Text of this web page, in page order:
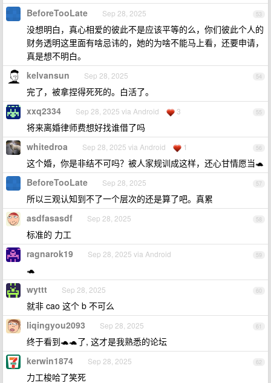
53
BeforeTooLate Sep 28, 2025
没想明白，真心相爱的彼此不是应该平等的么，你们彼此个人的
财务透明这里面有啥忌讳的，她的为啥不能马上看，还要申请，
真是想不明白。
54
kelvansun Sep 28, 2025
完了，被拿捏得死死的。白活了。
55
xxq2334 Sep 28, 2025 via Android 3
将来离婚律师费想好找谁借了吗
56
whitedroa Sep 28, 2025 via Android 1
这个婚，你是非结不可吗？被人家规训成这样，还心甘情愿当🐢
57
BeforeTooLate Sep 28, 2025
所以三观认知到不了一个层次的还是算了吧。真累
58
asdfasasdf Sep 28, 2025
标准的 力工
59
ragnarok19 Sep 28, 2025 via Android
🐢
60
wyttt Sep 28, 2025
就非 cao 这个 b 不可么
61
liqingyou2093 Sep 28, 2025
终于看到🐢🐢了, 这才是我熟悉的论坛
62
kerwin1874 Sep 28, 2025
力工梭哈了笑死